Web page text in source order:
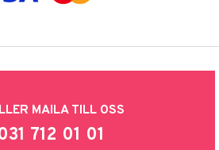
MAILA TILL OSS
712 01 01